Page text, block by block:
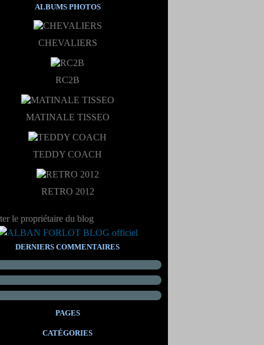
ALBUMS PHOTOS
CHEVALIERS
RC2B
MATINALE TISSEO
TEDDY COACH
RETRO 2012
le propriétaire du blog
DERNIERS COMMENTAIRES
PAGES
CATÉGORIES